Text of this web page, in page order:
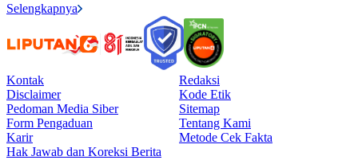
Selengkapnya
Kontak
Redaksi
Disclaimer
Kode Etik
Pedoman Media Siber
Sitemap
Form Pengaduan
Tentang Kami
Karir
Metode Cek Fakta
Hak Jawab dan Koreksi Berita